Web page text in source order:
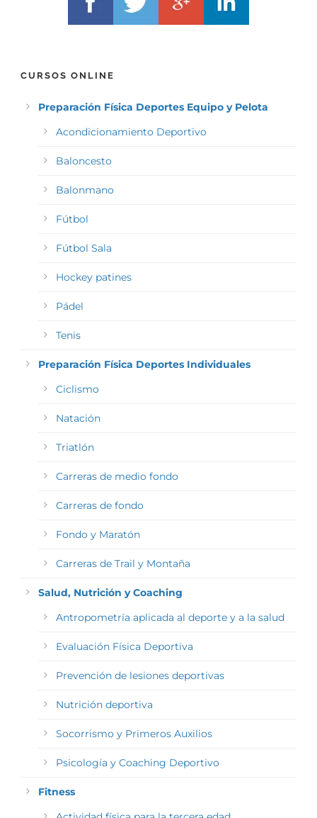
CURSOS ONLINE
Preparación Física Deportes Equipo y Pelota
Acondicionamiento Deportivo
Baloncesto
Balonmano
Fútbol
Fútbol Sala
Hockey patines
Pádel
Tenis
Preparación Física Deportes Individuales
Ciclismo
Natación
Triatlón
Carreras de medio fondo
Carreras de fondo
Fondo y Maratón
Carreras de Trail y Montaña
Salud, Nutrición y Coaching
Antropometría aplicada al deporte y a la salud
Evaluación Física Deportiva
Prevención de lesiones deportivas
Nutrición deportiva
Socorrismo y Primeros Auxilios
Psicología y Coaching Deportivo
Fitness